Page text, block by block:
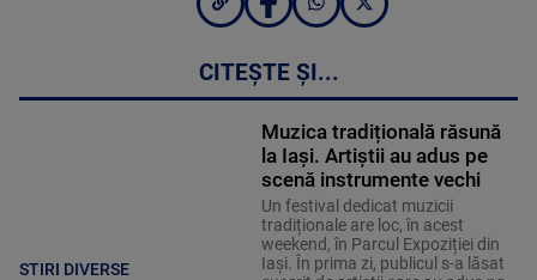
CITEȘTE ȘI...
STIRI DIVERSE
Muzica tradițională răsună
la Iași. Artiștii au adus pe
scenă instrumente vechi
Un festival dedicat muzicii
tradiționale are loc, în acest
weekend, în Parcul Expoziției din
Iași. În prima zi, publicul s-a lăsat